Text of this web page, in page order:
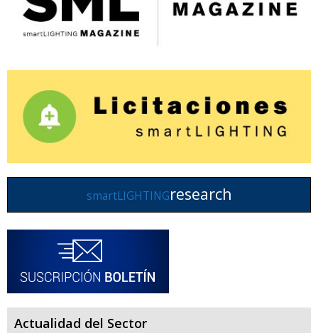
smartLIGHTINGresearch
Actualidad del Sector